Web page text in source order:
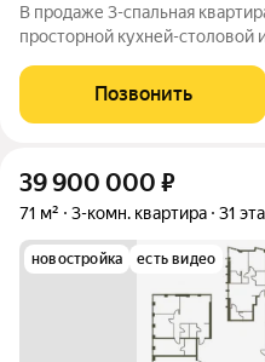
В продаже 3-спальная
просторной кухней-
гардеробная зона. Третья
под детскую или кабинет.
Позвонить
39 900 000 ₽
71 м² 3-комн. квартира 31
новостройка есть видео